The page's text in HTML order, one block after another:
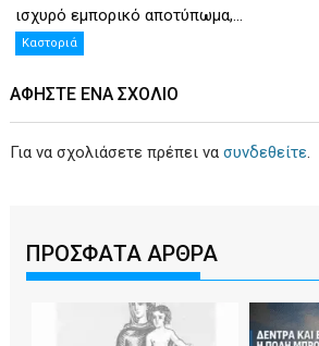
ισχυρό εμπορικό αποτύπωμα,...
Καστοριά
ΑΦΉΣΤΕ ΕΝΑ ΣΧΌΛΙΟ
Για να σχολιάσετε πρέπει νασυνδεθείτε
ΠΡΟΣΦΑΤΑ ΑΡΘΡΑ